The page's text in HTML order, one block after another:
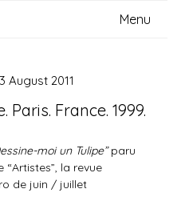
Menu
Paris. France. 1999.
3 August 2011
moi un Tulipe”paru
“Artistes”, la revue
de juin / juillet